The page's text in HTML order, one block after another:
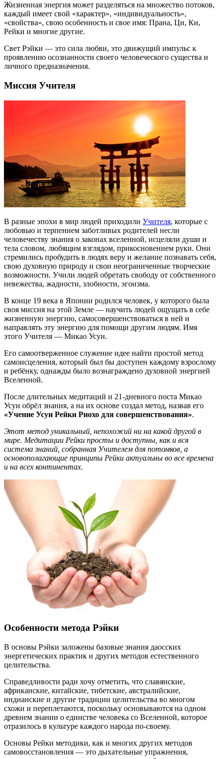
Жизненная энергия может разделяться на множество потоков,
каждый имеет свой «характер», «индивидуальность»,
«свойства», свою особенность и свое имя: Прана, Ци, Ки,
Рейки и многие другие.
Свет Рэйки — это сила любви, это движущий импульс к
проявлению осознанности своего человеческого существа и
личного предназначения.
Миссия Учителя
В разные эпохи в мир людей приходили Учителя, которые с
любовью и терпением заботливых родителей несли
человечеству знания о законах вселенной, исцеляли души и
тела словом, любящим взглядом, прикосновением руки. Они
стремились пробудить в людях веру и желание познавать себя,
свою духовную природу и свои неограниченные творческие
возможности. Учили людей обретать свободу от собственного
невежества, жадности, злобности, эгоизма.
В конце 19 века в Японии родился человек, у которого была
своя миссия на этой Земле — научить людей ощущать в себе
жизненную энергию, самосовершенствоваться в ней и
направлять эту энергию для помощи другим людям. Имя
этого Учителя — Микао Усуи.
Его самоотверженное служение идее найти простой метод
самоисцеления, который был бы доступен каждому взрослому
и ребёнку, однажды было вознаграждено духовной энергией
Вселенной.
После длительных медитаций и 21-дневного поста Микао
Усуи обрёл знания, а на их основе создал метод, назвав его
«Учение Усуи Рейки Риохо для совершенствования».
Этот метод уникальный, непохожий ни на какой другой в
мире. Медитации Рейки просты и доступны, как и вся
система знаний, собранная Учителем для потомков, а
основополагающие принципы Рейки актуальны во все времена
и на всех континентах.
Особенности метода Рэйки
В основы Рэйки заложены базовые знания даосских
энергетических практик и других методов естественного
целительства.
Справедливости ради хочу отметить, что славянские,
африканские, китайские, тибетские, австралийские,
индианские и другие традиции целительства во многом
схожи и переплетаются, поскольку основываются на одном
древнем знании о единстве человека со Вселенной, которое
отразилось в культуре каждого народа по-своему.
Основы Рейки методики, как и многих других методов
самовосстановления — это дыхательные упражнения,